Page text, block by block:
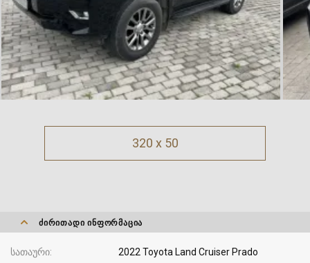
320 x 50
ᲫᲘᲠᲘᲗᲐᲓᲘ ᲘᲜᲤᲝᲠᲛᲐᲪᲘᲐ
სათაური
2022 Toyota Land Cruiser Prado